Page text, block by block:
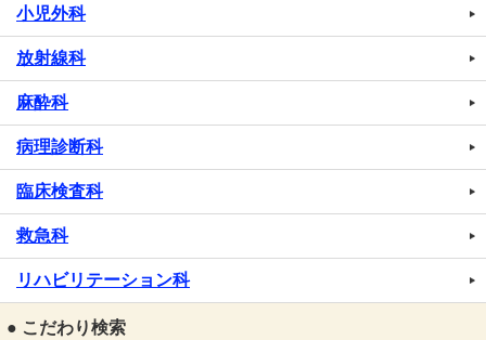
小児外科
放射線科
麻酔科
病理診断科
臨床検査科
救急科
リハビリテーション科
● こだわり検索